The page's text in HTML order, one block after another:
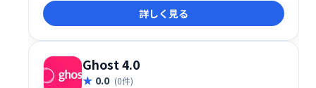
す。カスタムコード追加や強力なCMS機能も備え、デ
ータ駆動型サイトや複雑なWebアプリケーションにも
対応。eコマース機能やSEOツールなど、ビジネスに必
要な機能が統合されています。
詳しく見る
Ghost 4.0
0.0 (0件)